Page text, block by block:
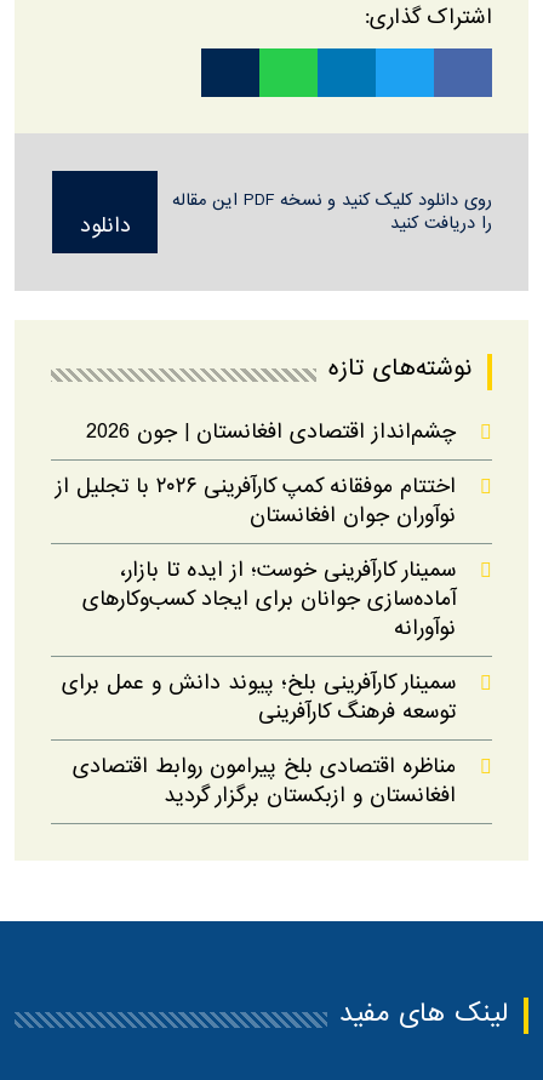
اشتراک گذاری:
روی دانلود کلیک کنید و نسخه PDF این مقاله
را دریافت کنید
دانلود
نوشته‌های تازه
چشم‌انداز اقتصادی افغانستان | جون 2026
اختتام موفقانه کمپ کارآفرینی ۲۰۲۶ با تجلیل از
نوآوران جوان افغانستان
سمینار کارآفرینی خوست؛ از ایده تا بازار،
آماده‌سازی جوانان برای ایجاد کسب‌وکارهای
نوآورانه
سمینار کارآفرینی بلخ؛ پیوند دانش و عمل برای
توسعه فرهنگ کارآفرینی
مناظره اقتصادی بلخ پیرامون روابط اقتصادی
افغانستان و ازبکستان برگزار گردید
لینک های مفید